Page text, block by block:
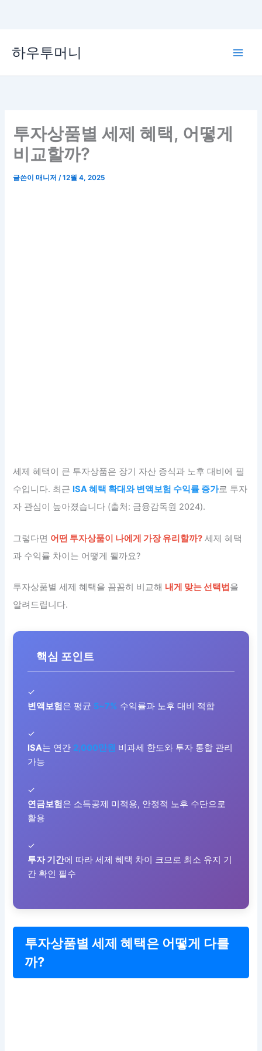
로
하우투머니
투자상품별 세제 혜택, 어떻게
비교할까?
글쓴이매니저/12월 4, 2025
세제 혜택이 큰 투자상품은 장기 자산 증식과 노후 대비에 필
수입니다. 최근 ISA 혜택 확대와 변액보험 수익률 증가로 투자
자 관심이 높아졌습니다 (출처: 금융감독원 2024).
그렇다면 어떤 투자상품이 나에게 가장 유리할까? 세제 혜택
과 수익률 차이는 어떻게 될까요?
투자상품별 세제 혜택을 꼼꼼히 비교해 내게 맞는 선택법을
알려드립니다.
핵심 포인트
✓
변액보험은 평균 5~7% 수익률과 노후 대비 적합
✓
ISA는 연간 2,000만원 비과세 한도와 투자 통합 관리
가능
✓
연금보험은 소득공제 미적용, 안정적 노후 수단으로
활용
✓
투자 기간에 따라 세제 혜택 차이 크므로 최소 유지 기
간 확인 필수
투자상품별 세제 혜택은 어떻게 다를
까?